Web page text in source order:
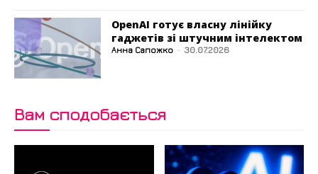
OpenAI готує власну лінійку
гаджетів зі штучним інтелектом
Анна Сапожко - 30.07.2026
Вам сподобається